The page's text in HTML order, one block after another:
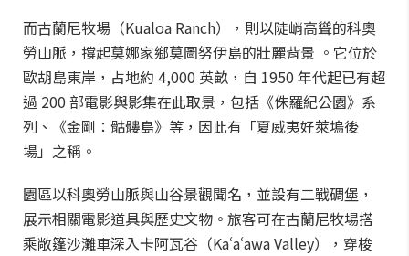
而古蘭尼牧場（Kualoa Ranch），則以陡峭高聳的科奧
勞山脈，撐起莫娜家鄉莫圖努伊島的壯麗背景 。它位於
歐胡島東岸，占地約 4,000 英畝，自 1950 年代起已有超
過 200 部電影與影集在此取景，包括《侏羅紀公園》系
列、《金剛：骷髏島》等，因此有「夏威夷好萊塢後
場」之稱。
園區以科奧勞山脈與山谷景觀聞名，並設有二戰碉堡，
展示相關電影道具與歷史文物。旅客可在古蘭尼牧場搭
乘敞篷沙灘車深入卡阿瓦谷（Kaʻaʻawa Valley），穿梭